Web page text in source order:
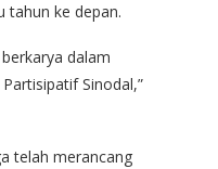
tahun ke depan.
dalam
Sinodal,”
telah merancang